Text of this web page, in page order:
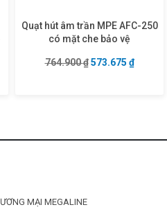
₫.
tại là: 474.225 ₫.
Quạt hút âm trần MPE AFC-250
có mặt che bảo vệ
764.900₫ Giá gốc là:
573.675 ₫Giá
MẠI MEGALINE